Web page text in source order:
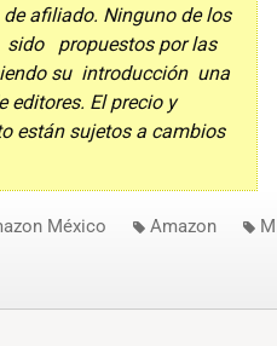
afiliado. Ninguno de los
sido propuestos por las
su introducción una
editores. El precio y
están sujetos a cambios
México Amazon